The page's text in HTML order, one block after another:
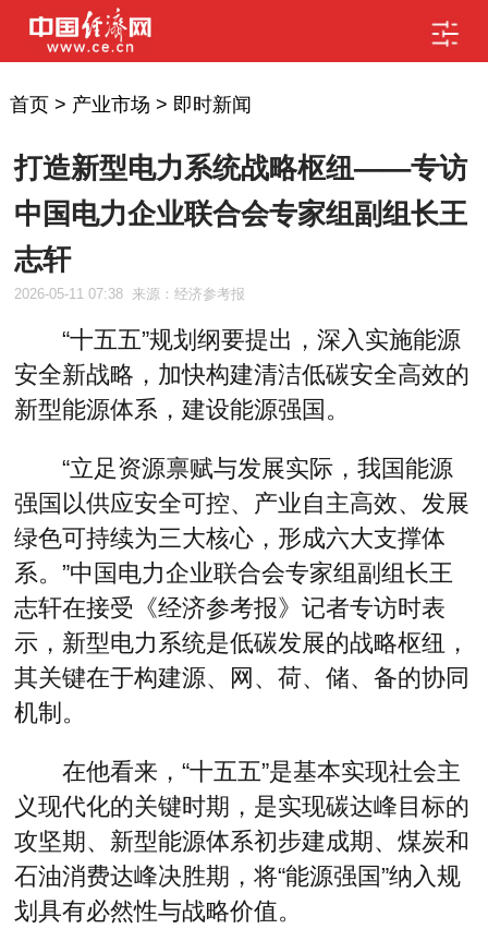
首页> 产业市场 > 即时新闻
打造新型电力系统战略枢纽——专访
中国电力企业联合会专家组副组长王
志轩
2026-05-11 07:38 来源：经济参考报
“十五五”规划纲要提出，深入实施能源
安全新战略，加快构建清洁低碳安全高效的
新型能源体系，建设能源强国。
“立足资源禀赋与发展实际，我国能源
强国以供应安全可控、产业自主高效、发展
绿色可持续为三大核心，形成六大支撑体
系。”中国电力企业联合会专家组副组长王
志轩在接受《经济参考报》记者专访时表
示，新型电力系统是低碳发展的战略枢纽，
其关键在于构建源、网、荷、储、备的协同
机制。
在他看来，“十五五”是基本实现社会主
义现代化的关键时期，是实现碳达峰目标的
攻坚期、新型能源体系初步建成期、煤炭和
石油消费达峰决胜期，将“能源强国”纳入规
划具有必然性与战略价值。